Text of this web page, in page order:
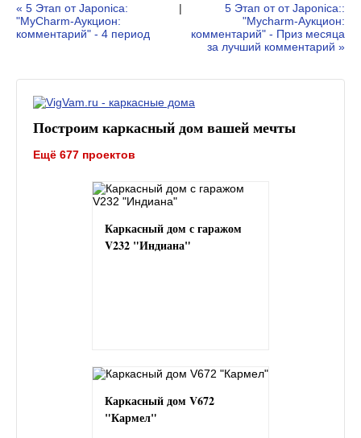
« 5 Этап от Japonica:
"MyСharm-Аукцион:
комментарий" - 4 период
|
5 Этап от от Japonica::
"Mycharm-Аукцион:
комментарий" - Приз месяца
за лучший комментарий »
Построим каркасный дом вашей мечты
Ещё 677 проектов
Каркасный дом с гаражом
V232 "Индиана"
Каркасный дом V672
"Кармел"